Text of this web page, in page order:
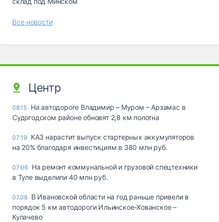
Все новости
Центр
08:15 На автодороге Владимир – Муром – Арзамас в
Судогодском районе обновят 2,8 км полотна
07:19 КАЗ нарастит выпуск стартерных аккумуляторов
на 20% благодаря инвестициям в 380 млн руб.
07:06 На ремонт коммунальной и грузовой спецтехники
в Туле выделили 40 млн руб.
07.08 В Ивановской области на год раньше привели в
порядок 5 км автодороги Ильинское-Хованское –
Кулачево